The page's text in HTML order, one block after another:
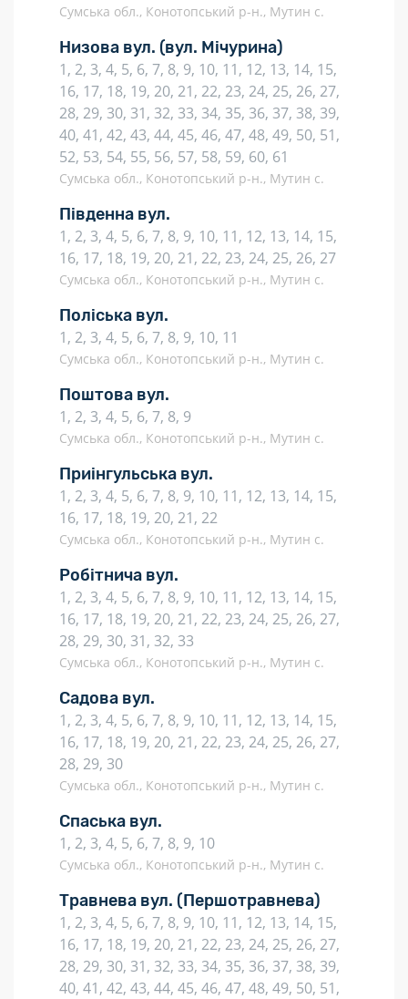
Сумська обл., Конотопський р-н., Мутин с.
Низова вул. (вул. Мічурина)
1, 2, 3, 4, 5, 6, 7, 8, 9, 10, 11, 12, 13, 14, 15,
16, 17, 18, 19, 20, 21, 22, 23, 24, 25, 26, 27,
28, 29, 30, 31, 32, 33, 34, 35, 36, 37, 38, 39,
40, 41, 42, 43, 44, 45, 46, 47, 48, 49, 50, 51,
52, 53, 54, 55, 56, 57, 58, 59, 60, 61
Сумська обл., Конотопський р-н., Мутин с.
Південна вул.
1, 2, 3, 4, 5, 6, 7, 8, 9, 10, 11, 12, 13, 14, 15,
16, 17, 18, 19, 20, 21, 22, 23, 24, 25, 26, 27
Сумська обл., Конотопський р-н., Мутин с.
Поліська вул.
1, 2, 3, 4, 5, 6, 7, 8, 9, 10, 11
Сумська обл., Конотопський р-н., Мутин с.
Поштова вул.
1, 2, 3, 4, 5, 6, 7, 8, 9
Сумська обл., Конотопський р-н., Мутин с.
Приінгульська вул.
1, 2, 3, 4, 5, 6, 7, 8, 9, 10, 11, 12, 13, 14, 15,
16, 17, 18, 19, 20, 21, 22
Сумська обл., Конотопський р-н., Мутин с.
Робітнича вул.
1, 2, 3, 4, 5, 6, 7, 8, 9, 10, 11, 12, 13, 14, 15,
16, 17, 18, 19, 20, 21, 22, 23, 24, 25, 26, 27,
28, 29, 30, 31, 32, 33
Сумська обл., Конотопський р-н., Мутин с.
Садова вул.
1, 2, 3, 4, 5, 6, 7, 8, 9, 10, 11, 12, 13, 14, 15,
16, 17, 18, 19, 20, 21, 22, 23, 24, 25, 26, 27,
28, 29, 30
Сумська обл., Конотопський р-н., Мутин с.
Спаська вул.
1, 2, 3, 4, 5, 6, 7, 8, 9, 10
Сумська обл., Конотопський р-н., Мутин с.
Травнева вул. (Першотравнева)
1, 2, 3, 4, 5, 6, 7, 8, 9, 10, 11, 12, 13, 14, 15,
16, 17, 18, 19, 20, 21, 22, 23, 24, 25, 26, 27,
28, 29, 30, 31, 32, 33, 34, 35, 36, 37, 38, 39,
40, 41, 42, 43, 44, 45, 46, 47, 48, 49, 50, 51,